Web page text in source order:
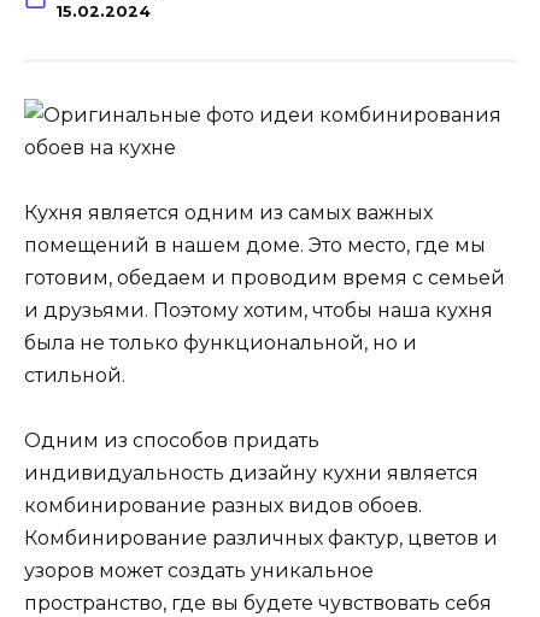
15.02.2024
Кухня является одним из самых важных
помещений в нашем доме. Это место, где мы
готовим, обедаем и проводим время с семьей
и друзьями. Поэтому хотим, чтобы наша кухня
была не только функциональной, но и
стильной.
Одним из способов придать
индивидуальность дизайну кухни является
комбинирование разных видов обоев.
Комбинирование различных фактур, цветов и
узоров может создать уникальное
пространство, где вы будете чувствовать себя